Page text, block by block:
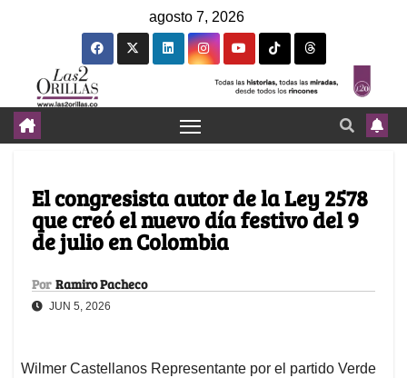
agosto 7, 2026
El congresista autor de la Ley 2578
que creó el nuevo día festivo del 9
de julio en Colombia
Por Ramiro Pacheco
JUN 5, 2026
Wilmer Castellanos Representante por el partido Verde